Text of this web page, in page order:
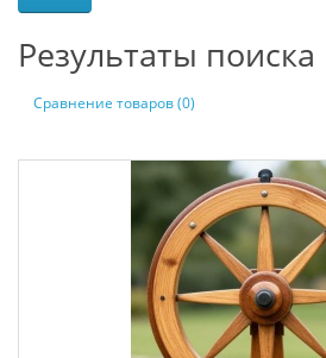
Результаты поиска
Сравнение товаров (0)